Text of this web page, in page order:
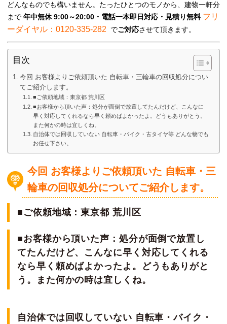
どんなものでも構いません。たったひとつのモノから、建物一軒分
まで 年中無休 9:00～20:00・電話一本即日対応・見積り無料 フリ
ーダイヤル：0120-335-282
でご対応させて頂きます。
目次
今回 お客様よりご依頼頂いた 自転車・三輪車の回収処分につい
てご紹介します。
■ご依頼地域：東京都 荒川区
■お客様から頂いた声：処分が面倒で放置してたんだけど、こんなに
早く対応してくれるなら早く頼めばよかったよ。どうもありがとう。
また何かの時は宜しくね。
自治体では回収していない 自転車・バイク・古タイヤ等 どんな物でも
お任せ下さい。
今回 お客様よりご依頼頂いた 自転車・三
輪車の回収処分についてご紹介します。
■ご依頼地域：東京都 荒川区
■お客様から頂いた声：処分が面倒で放置し
てたんだけど、こんなに早く対応してくれる
なら早く頼めばよかったよ。どうもありがと
う。また何かの時は宜しくね。
自治体では回収していない 自転車・バイク・